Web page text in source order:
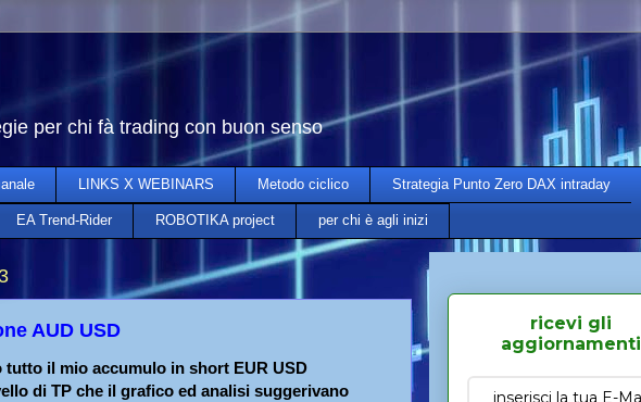
per chi fà trading con buon senso
LINKS X WEBINARS Metodo ciclico Strategia Punto Zero DAX intraday
EA Trend-Rider ROBOTIKA project per chi è agli inizi
AUD USD
tutto il mio accumulo in short EUR USD
di TP che il grafico ed analisi suggerivano
ricevi gli
aggiornamenti